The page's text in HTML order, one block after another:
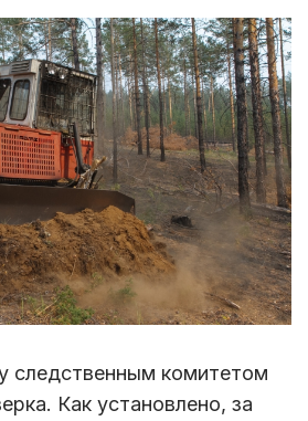
следственным комитетом
Как установлено, за